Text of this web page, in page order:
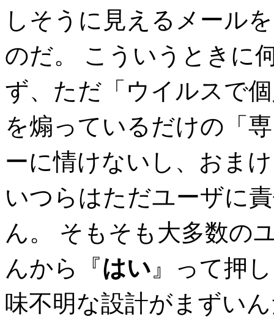
しそうに見えるメール
のだ。 こういうときに
ず、ただ「ウイルスで
を煽っているだけの「
ーに情けないし、おま
いつらはただユーザに
ん。 そもそも大多数の
んから『はい 』って押
味不明な設計がまずい